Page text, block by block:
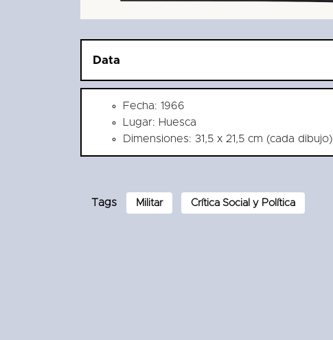
Data
Fecha: 1966
Lugar: Huesca
Dimensiones: 31,5 x 21,5 cm (cada dibujo)
Tags Militar Crítica Social y Política